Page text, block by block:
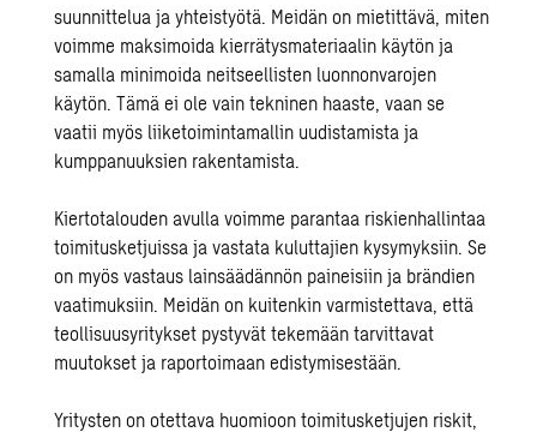
suunnittelua ja yhteistyötä. Meidän on mietittävä, miten
voimme maksimoida kierrätysmateriaalin käytön ja
samalla minimoida neitseellisten luonnonvarojen
käytön. Tämä ei ole vain tekninen haaste, vaan se
vaatii myös liiketoimintamallin uudistamista ja
kumppanuuksien rakentamista.
Kiertotalouden avulla voimme parantaa riskienhallintaa
toimitusketjuissa ja vastata kuluttajien kysymyksiin. Se
on myös vastaus lainsäädännön paineisiin ja brändien
vaatimuksiin. Meidän on kuitenkin varmistettava, että
teollisuusyritykset pystyvät tekemään tarvittavat
muutokset ja raportoimaan edistymisestään.
Yritysten on otettava huomioon toimitusketjujen riskit,